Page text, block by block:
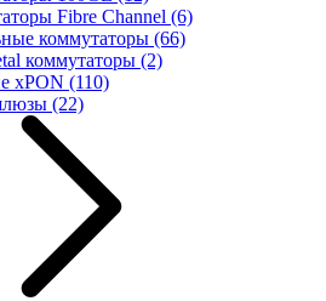
Fibre Channel (6)
коммутаторы (66)
коммутаторы (2)
xPON (110)
(22)